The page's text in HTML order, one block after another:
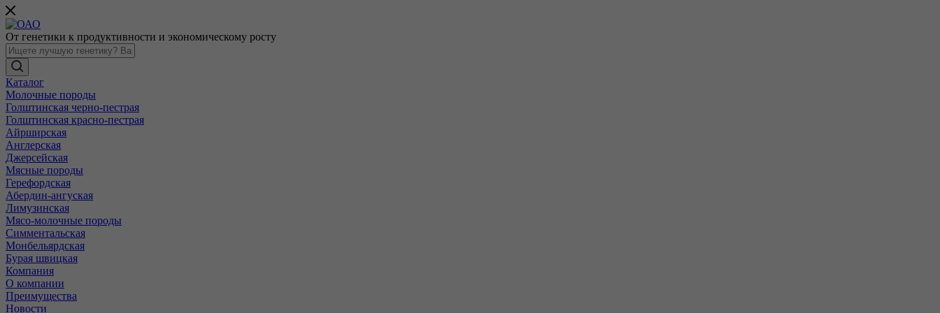
От генетики к продуктивности и экономическому росту
Каталог
Молочные породы
Голштинская черно-пестрая
Голштинская красно-пестрая
Айрширская
Англерская
Джерсейская
Мясные породы
Герефордская
Абердин-ангуская
Лимузинская
Мясо-молочные породы
Симментальская
Монбельярдская
Бурая швицкая
Компания
О компании
Преимущества
Новости